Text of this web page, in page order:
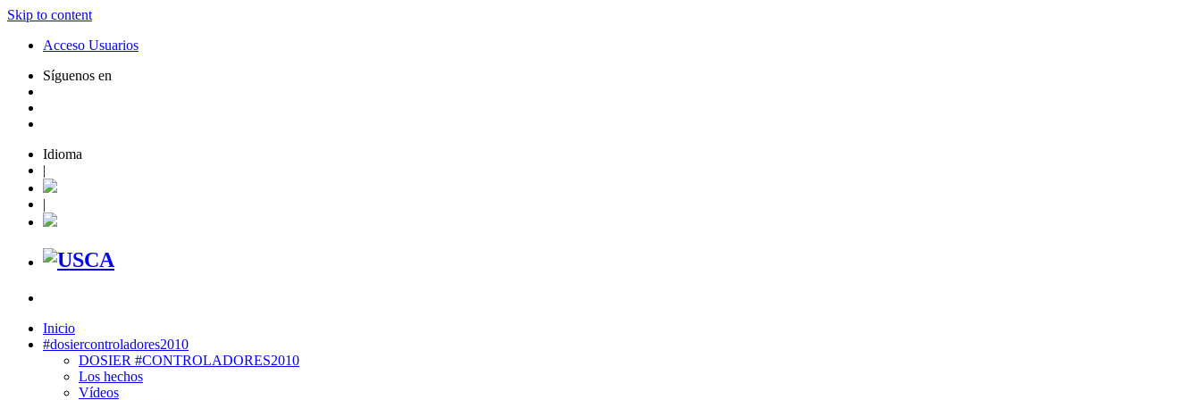
Skip to content
Acceso Usuarios
Síguenos en
Idioma
|
|
Inicio
#dosiercontroladores2010
DOSIER #CONTROLADORES2010
Los hechos
Vídeos